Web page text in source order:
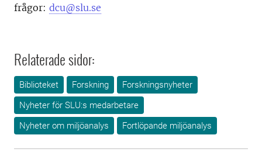
frågor: dcu@slu.se
Relaterade sidor:
Biblioteket Forskning
Forskningsnyheter
Nyheter för SLU:s medarbetare
Nyheter om miljöanalys
Fortlöpande miljöanalys